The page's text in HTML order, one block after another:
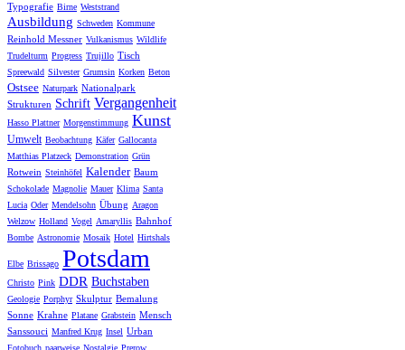
Typografie Birne Weststrand
Ausbildung Schweden Kommune
Reinhold Messner Vulkanismus Wildlife
Trudelturm Progress Trujillo Tisch
Spreewald Silvester Grumsin Korken Beton
Ostsee Naturpark Nationalpark
Strukturen Schrift Vergangenheit
Hasso Plattner Morgenstimmung Kunst
Umwelt Beobachtung Käfer Gallocanta
Matthias Platzeck Demonstration Grün
Rotwein Steinhöfel Kalender Baum
Schokolade Magnolie Mauer Klima Santa
Lucia Oder Mendelsohn Übung Aragon
Welzow Holland Vogel Amaryllis Bahnhof
Bombe Astronomie Mosaik Hotel Hirtshals
Elbe Brissago Potsdam
Christo Pink DDR Buchstaben
Geologie Porphyr Skulptur Bemalung
Sonne Krahne Platane Grabstein Mensch
Sanssouci Manfred Krug Insel Urban